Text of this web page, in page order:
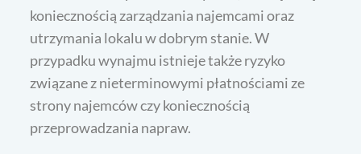
koniecznością zarządzania najemcami oraz
utrzymania lokalu w dobrym stanie. W
przypadku wynajmu istnieje także ryzyko
związane z nieterminowymi płatnościami ze
strony najemców czy koniecznością
przeprowadzania napraw.